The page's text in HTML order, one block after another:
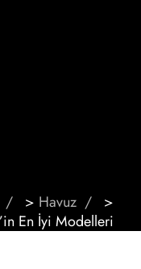
> Havuz
>
En İyi Modelleri